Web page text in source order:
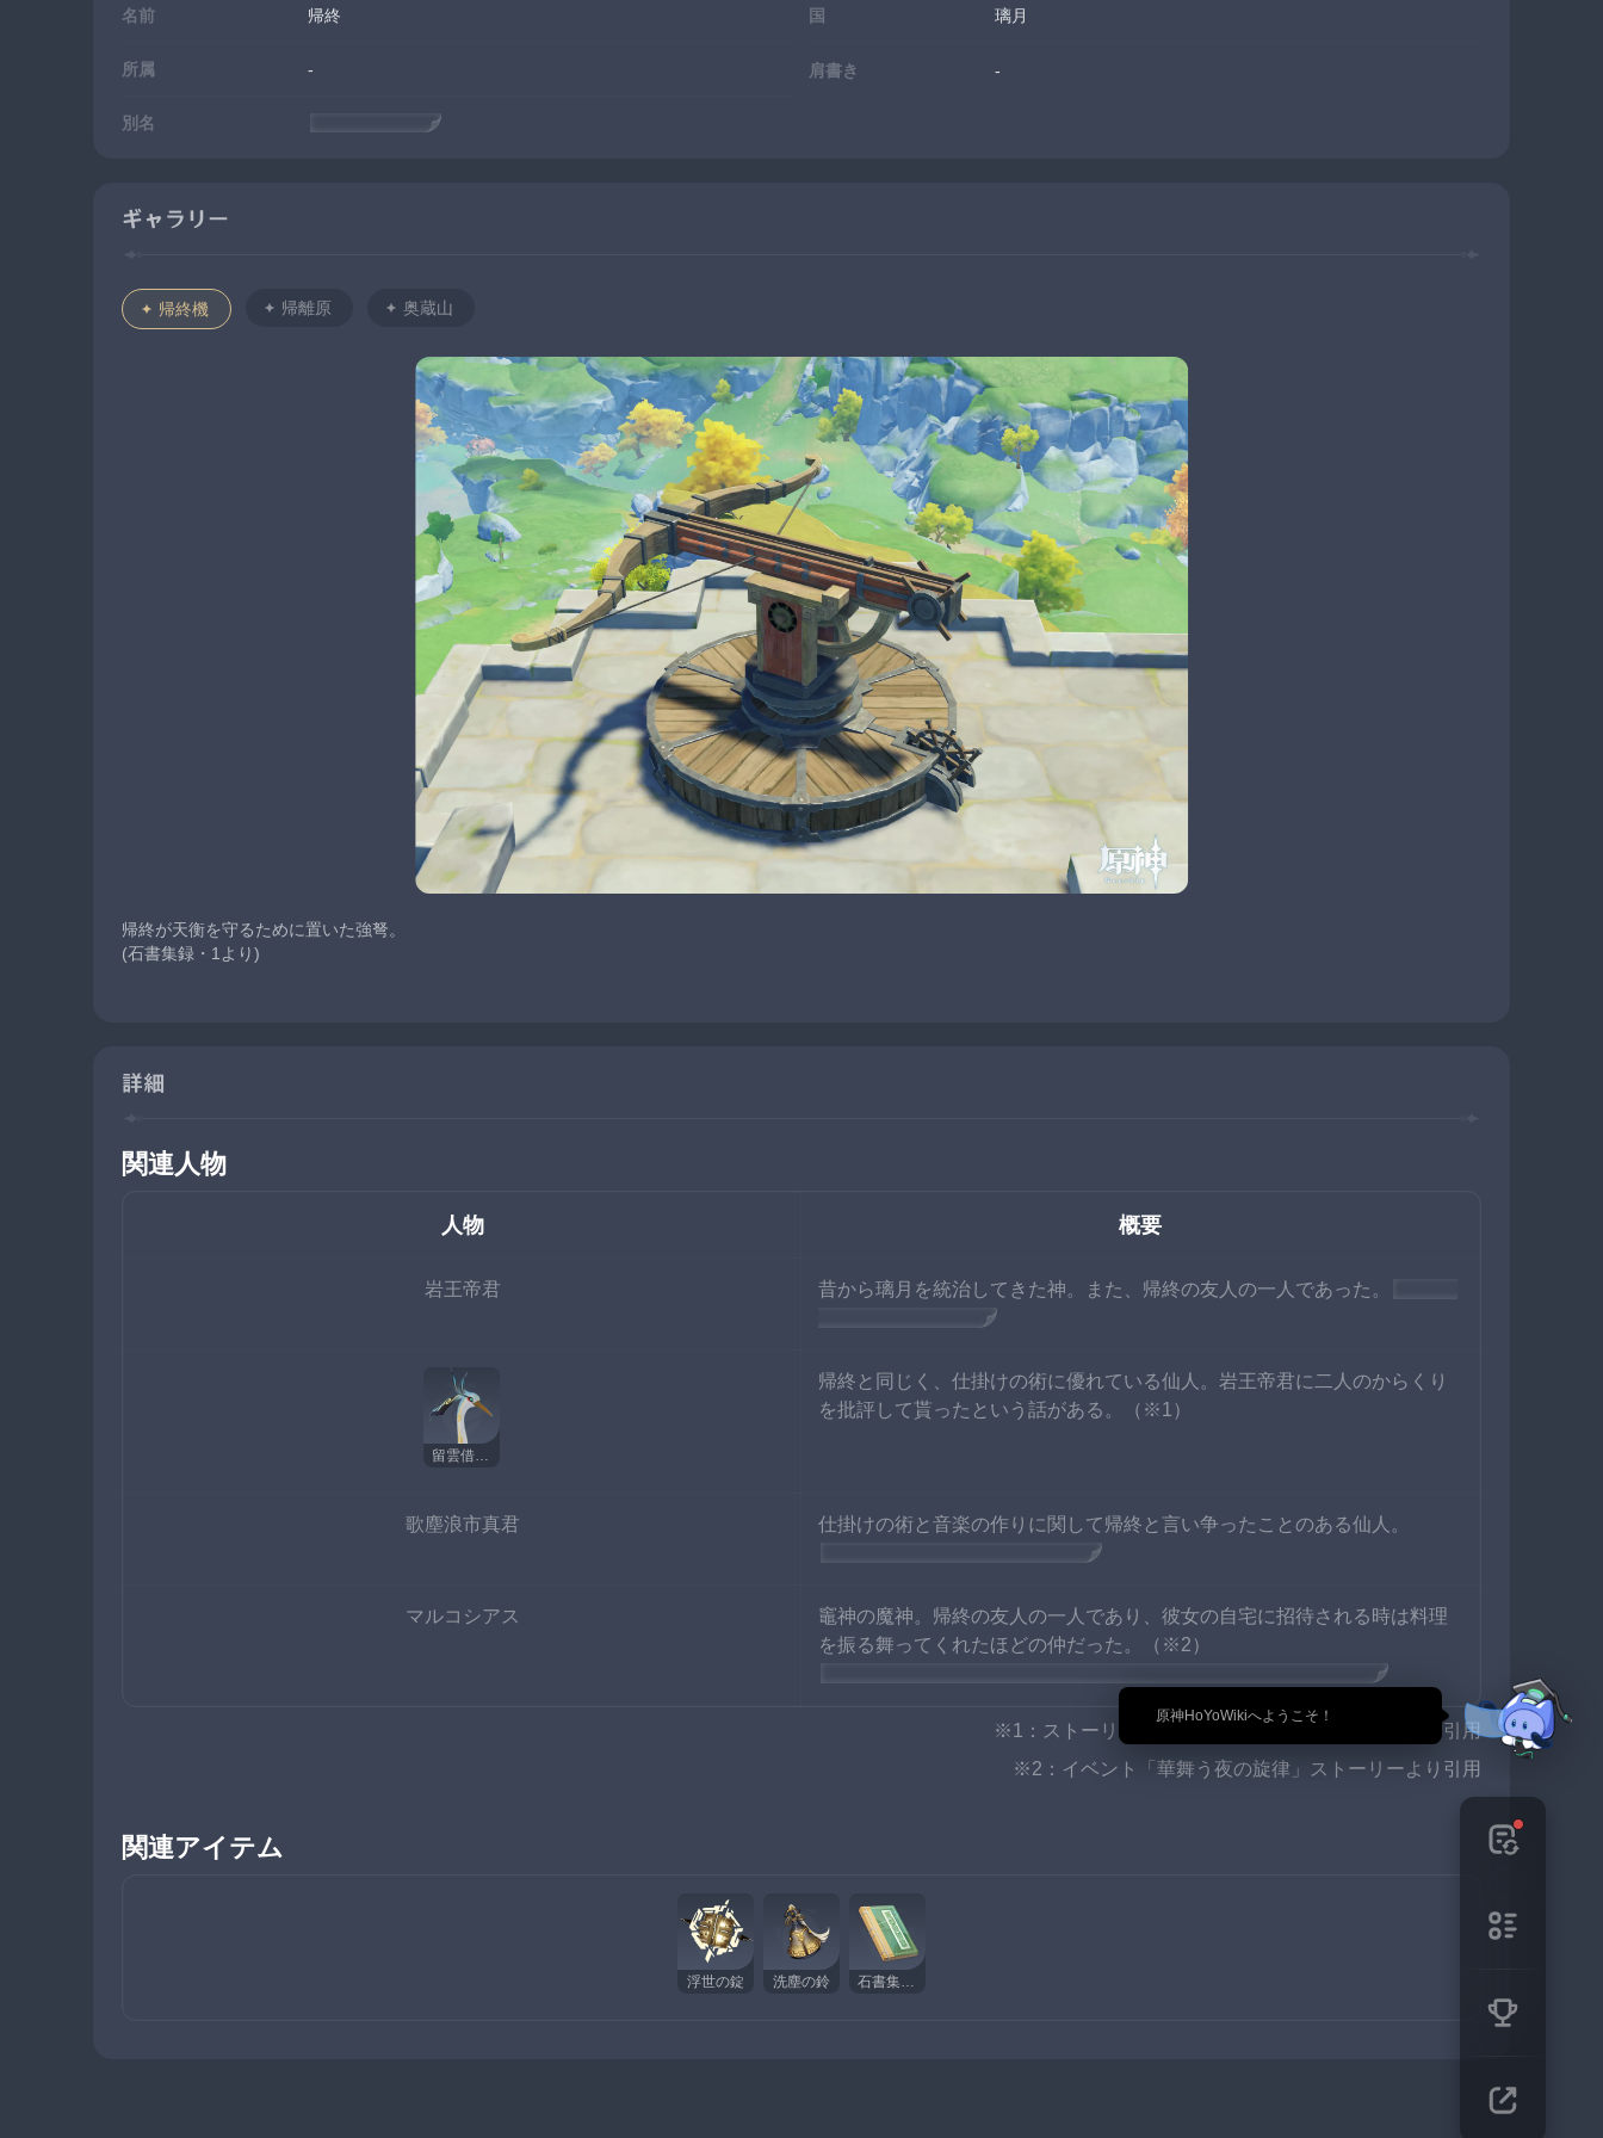
🎉 原神HoYoWikiへようこそ！
名前 帰終 国 璃月
所属 - 肩書き -
別名 ハーゲントゥス
ギャラリー
帰終機 帰離原 奥蔵山
帰終が天衡を守るために置いた強弩。
(石書集録・1より)
詳細
関連人物
人物 概要
岩王帝君 昔から璃月を統治してきた神。また、帰終の友人の一人であった。
と名乗っている。
留雲借風真君
帰終と同じく、仕掛けの術に優れている仙人。岩王帝君に二人のからくり
を批評して貰ったという話がある。（※1）
歌塵浪市真君
仕掛けの術と音楽の作りに関して帰終と言い争ったことのある仙人。
と言う。
マルコシアス
竈神の魔神。帰終の友人の一人であり、彼女の自宅に招待される時は料理
を振る舞ってくれたほどの仲だった。（※2）
」として生きている。
※1：ストーリームービー「心にとどまる余音」より引用
※2：イベント「華舞う夜の旋律」ストーリーより引用
関連アイテム
浮世の錠 洗塵の鈴 石書集録・1